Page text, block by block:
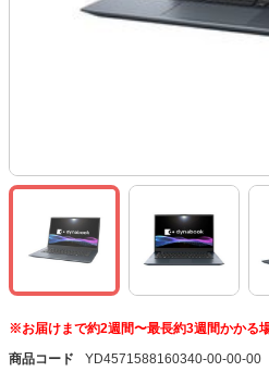
※お届けまで約2週間〜最長約3週間かかる
商品コード
YD4571588160340-00-00-00